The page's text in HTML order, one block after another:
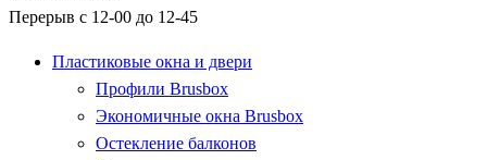
Перерыв с 12-00 до 12-45
Пластиковые окна и двери
Профили Brusbox
Экономичные окна Brusbox
Остекление балконов